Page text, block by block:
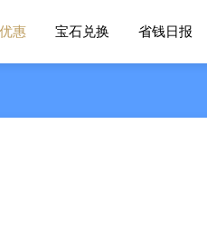
惠 宝石兑换 省钱日报